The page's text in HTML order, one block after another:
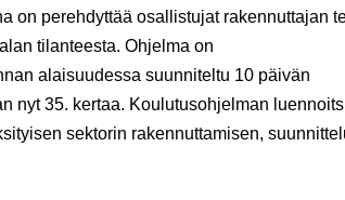
on perehdyttää osallistujat rakennuttajan
tilanteesta. Ohjelma on
alaisuudessa suunniteltu 10 päivän
nyt 35. kertaa. Koulutusohjelman
sektorin rakennuttamisen,